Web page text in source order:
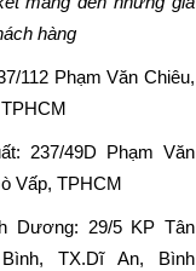
hàng
112 Phạm Văn Chiêu,
237/49D Phạm Văn
Vấp, TPHCM
Dương: 29/5 KP Tân
TX.Dĩ An, Bình